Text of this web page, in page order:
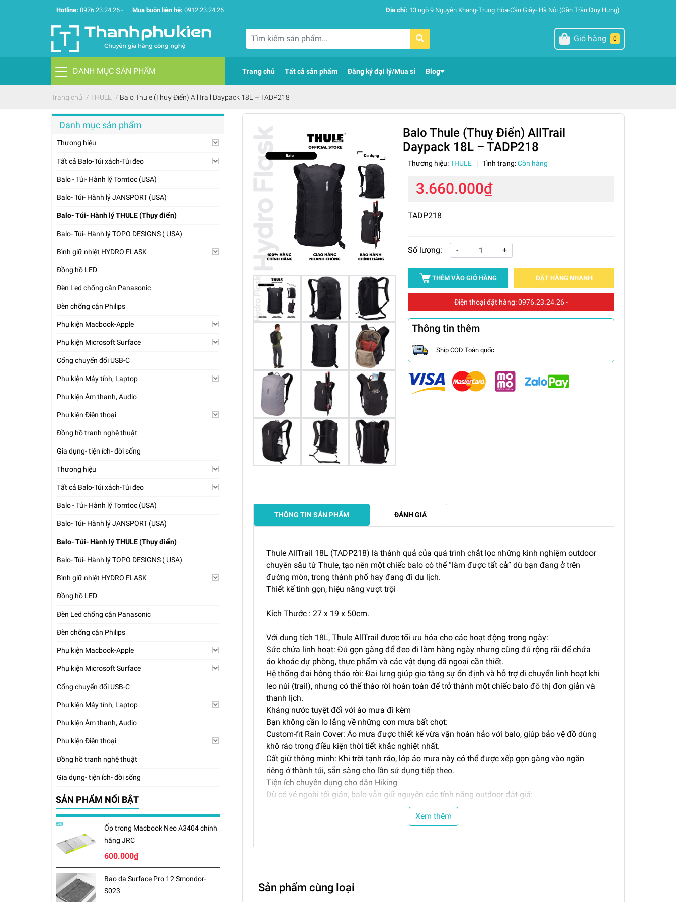
Hotline: 0976.23.24.26 - Mua buôn liên hệ: 0912.23.24.26 Địa chỉ: 13 ngõ 9 Nguyễn Khang-Trung Hòa-Cầu Giấy- Hà Nội (Gần Trần Duy Hưng)
Giỏ hàng 0
DANH MỤC SẢN PHẨM Trang chủ Tất cả sản phẩm Đăng ký đại lý/Mua sỉ Blog
Trang chủ / THULE / Balo Thule (Thuỵ Điển) AllTrail Daypack 18L – TADP218
Balo Thule (Thuỵ Điển) AllTrail
Daypack 18L – TADP218
Thương hiệu:THULE | Tình trạng:Còn hàng
3.660.000₫
TADP218
Số lượng: - +
THÊM VÀO GIỎ HÀNG ĐẶT HÀNG NHANH
Điện thoại đặt hàng:0976.23.24.26-
Thông tin thêm
Ship COD Toàn quốc
THÔNG TIN SẢN PHẨM ĐÁNH GIÁ
Thule AllTrail 18L (TADP218) là thành quả của quá trình chắt lọc những kinh nghiệm outdoor
chuyên sâu từ Thule, tạo nên một chiếc balo có thể “làm được tất cả” dù bạn đang ở trên
đường mòn, trong thành phố hay đang đi du lịch.
Thiết kế tinh gọn, hiệu năng vượt trội
Kích Thước : 27 x 19 x 50cm.
Với dung tích 18L, Thule AllTrail được tối ưu hóa cho các hoạt động trong ngày:
Sức chứa linh hoạt: Đủ gọn gàng để đeo đi làm hàng ngày nhưng cũng đủ rộng rãi để chứa
áo khoác dự phòng, thực phẩm và các vật dụng dã ngoại cần thiết.
Hệ thống đai hông tháo rời: Đai lưng giúp gia tăng sự ổn định và hỗ trợ di chuyển linh hoạt khi
leo núi (trail), nhưng có thể tháo rời hoàn toàn để trở thành một chiếc balo đô thị đơn giản và
thanh lịch.
Kháng nước tuyệt đối với áo mưa đi kèm
Bạn không cần lo lắng về những cơn mưa bất chợt:
Custom-fit Rain Cover: Áo mưa được thiết kế vừa vặn hoàn hảo với balo, giúp bảo vệ đồ dùng
khô ráo trong điều kiện thời tiết khắc nghiệt nhất.
Cất giữ thông minh: Khi trời tạnh ráo, lớp áo mưa này có thể được xếp gọn gàng vào ngăn
riêng ở thành túi, sẵn sàng cho lần sử dụng tiếp theo.
Tiện ích chuyên dụng cho dân Hiking
Dù có vẻ ngoài tối giản, balo vẫn giữ nguyên các tính năng outdoor đắt giá:
Móc treo gậy leo núi: Hệ thống vòng lặp (attachment loops) chuyên dụng giúp bạn cố định
gậy leo núi (trekking poles) chắc chắn khi không dùng đến.
năng thông gió tối ưu, giúp bạn luôn cảm thấy mát mẻ ngay cả trong những ngày hè oi bức.
Xem thêm
Sản phẩm cùng loại
Danh mục sản phẩm
Thương hiệu
Tất cả Balo-Túi xách-Túi đeo
Balo - Túi- Hành lý Tomtoc (USA)
Balo- Túi- Hành lý JANSPORT (USA)
Balo- Túi- Hành lý THULE (Thụy điển)
Balo- Túi- Hành lý TOPO DESIGNS ( USA)
Bình giữ nhiệt HYDRO FLASK
Đồng hồ LED
Đèn Led chống cận Panasonic
Đèn chống cận Philips
Phụ kiện Macbook-Apple
Phụ kiện Microsoft Surface
Cổng chuyển đổi USB-C
Phụ kiện Máy tính, Laptop
Phụ kiện Âm thanh, Audio
Phụ kiện Điện thoại
Đồng hồ tranh nghệ thuật
Gia dụng- tiện ích- đời sống
Thương hiệu
Tất cả Balo-Túi xách-Túi đeo
Balo - Túi- Hành lý Tomtoc (USA)
Balo- Túi- Hành lý JANSPORT (USA)
Balo- Túi- Hành lý THULE (Thụy điển)
Balo- Túi- Hành lý TOPO DESIGNS ( USA)
Bình giữ nhiệt HYDRO FLASK
Đồng hồ LED
Đèn Led chống cận Panasonic
Đèn chống cận Philips
Phụ kiện Macbook-Apple
Phụ kiện Microsoft Surface
Cổng chuyển đổi USB-C
Phụ kiện Máy tính, Laptop
Phụ kiện Âm thanh, Audio
Phụ kiện Điện thoại
Đồng hồ tranh nghệ thuật
Gia dụng- tiện ích- đời sống
SẢN PHẨM NỔI BẬT
Ốp trong Macbook Neo A3404 chính
hãng JRC
600.000₫
Bao da Surface Pro 12 Smondor-
S023